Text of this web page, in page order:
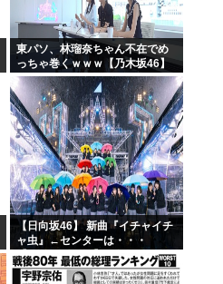
東パソ、林瑠奈ちゃん不在でめ
っちゃ巻くｗｗｗ【乃木坂46】
【日向坂46】 新曲『イチャイチ
ャ虫』←センターは・・・
【18thシングル】